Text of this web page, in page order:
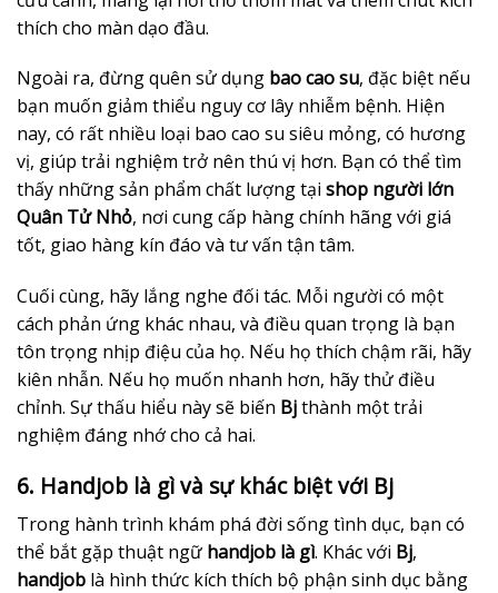
thích cho màn dạo đầu.
Ngoài ra, đừng quên sử dụng bao cao su, đặc biệt nếu
bạn muốn giảm thiểu nguy cơ lây nhiễm bệnh. Hiện
nay, có rất nhiều loại bao cao su siêu mỏng, có hương
vị, giúp trải nghiệm trở nên thú vị hơn. Bạn có thể tìm
thấy những sản phẩm chất lượng tại shop người lớn
Quân Tử Nhỏ, nơi cung cấp hàng chính hãng với giá
tốt, giao hàng kín đáo và tư vấn tận tâm.
Cuối cùng, hãy lắng nghe đối tác. Mỗi người có một
cách phản ứng khác nhau, và điều quan trọng là bạn
tôn trọng nhịp điệu của họ. Nếu họ thích chậm rãi, hãy
kiên nhẫn. Nếu họ muốn nhanh hơn, hãy thử điều
chỉnh. Sự thấu hiểu này sẽ biến Bjthành một trải
nghiệm đáng nhớ cho cả hai.
6. Handjob là gì và sự khác biệt với Bj
Trong hành trình khám phá đời sống tình dục, bạn có
thể bắt gặp thuật ngữ handjob là gì. Khác với Bj,
handjob là hình thức kích thích bộ phận sinh dục bằng